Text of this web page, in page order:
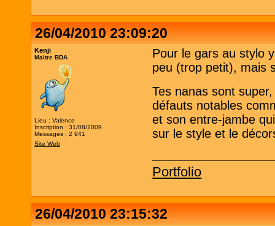
26/04/2010 23:09:20
Kenji
Maitre BDA
Lieu : Valence
Inscription : 31/08/2009
Messages : 2 941
Site Web
Pour le gars au stylo
peu (trop petit), mais
Tes nanas sont
défauts notables
et son entre-jambe
sur le style et le
Portfolio
26/04/2010 23:15:32